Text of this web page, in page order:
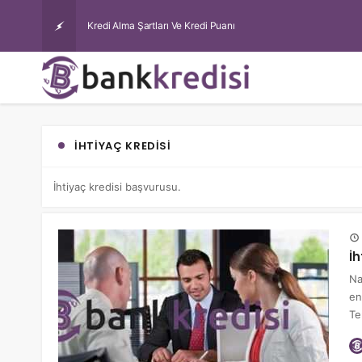
Kredi Alma Şartları Ve Kredi Puanı
İHTIYAÇ KREDISI
İhtiyaç kredisi başvurusu.